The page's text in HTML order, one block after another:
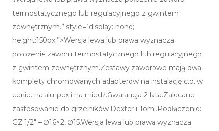
termostatycznego lub regulacyjnego z gwintem
zewnętrznym.” style=”display: none;
height:150px;”>Wersja lewa lub prawa wyznacza
położenie zaworu termostatycznego lub regulacyjnego
z gwintem zewnętrznym.Zestawy zaworowe mają dwa
komplety chromowanych adapterów na instalację c.o. w
cenie: na alu-pex i na miedź.Gwarancja 2 lata.Zalecane
zastosowanie do grzejników Dexter i Tomi.Podłączenie:
GZ 1/2″ – ∅16×2, ∅15.Wersja lewa lub prawa wyznacza